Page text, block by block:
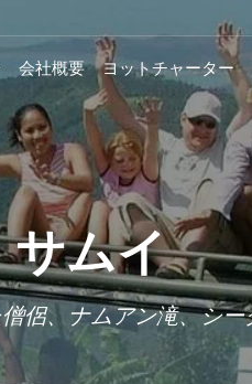
会社概要 ヨットチャーター
ムイ
、ナムアン滝、シ